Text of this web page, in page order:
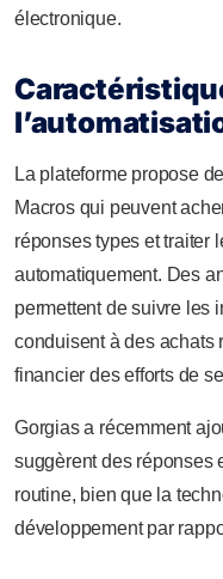
électronique.
La plateforme propose
Macros qui peuvent
réponses types et traiter
automatiquement. Des
permettent de suivre les
conduisent à des achats
financier des efforts de
Gorgias a récemment
suggèrent des réponses
routine, bien que la
développement par